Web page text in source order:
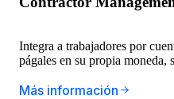
Integra a trabajadores por
págales en su propia moneda,
Más información